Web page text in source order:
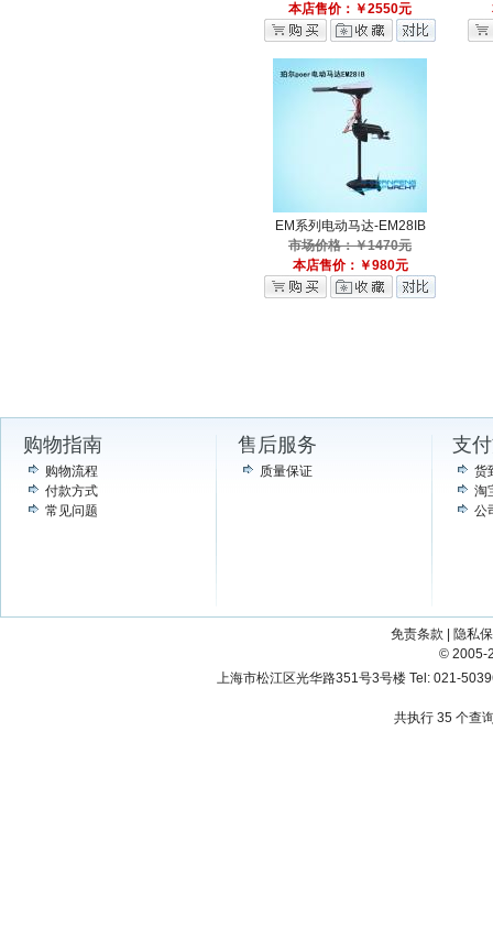
本店售价：￥2550元
EM系列电动马达-EM28IB
市场价格：￥1470元
本店售价：￥980元
购物指南
购物流程
付款方式
常见问题
售后服务
质量保证
支
货
淘
公
免责条款
隐私
© 2005-
上海市松江区光华路351号3号楼 Tel: 021-
共执行 35 个查